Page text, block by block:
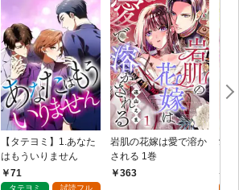
【タテヨミ】1.あなた
はもういりません
71
タテヨミ 試読フル
岩肌の花嫁は愛で溶か
される 1巻
363
愛